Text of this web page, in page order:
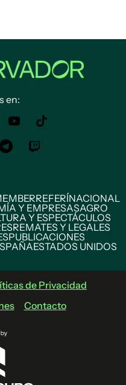
en:
REFERÍNACIONAL
Y EMPRESASAGRO
Y ESPECTÁCULOS
REMATES Y LEGALES
PUBLICACIONES
ESTADOS UNIDOS
de Privacidad
Contacto